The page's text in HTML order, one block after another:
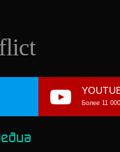
Более 11